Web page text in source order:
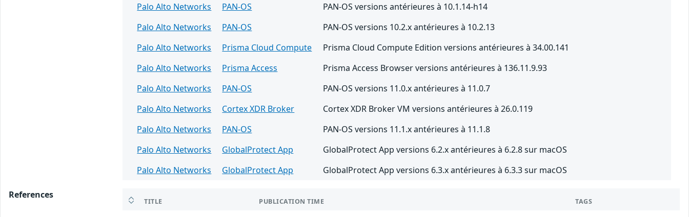
Palo Alto Networks
PAN-OS
PAN-OS versions antérieures à 10.1.14-h14
Palo Alto Networks
PAN-OS
PAN-OS versions 10.2.x antérieures à 10.2.13
Palo Alto Networks
Prisma Cloud Compute
Prisma Cloud Compute Edition versions antérieures à 34.00.141
Palo Alto Networks
Prisma Access
Prisma Access Browser versions antérieures à 136.11.9.93
Palo Alto Networks
PAN-OS
PAN-OS versions 11.0.x antérieures à 11.0.7
Palo Alto Networks
Cortex XDR Broker
Cortex XDR Broker VM versions antérieures à 26.0.119
Palo Alto Networks
PAN-OS
PAN-OS versions 11.1.x antérieures à 11.1.8
Palo Alto Networks
GlobalProtect App
GlobalProtect App versions 6.2.x antérieures à 6.2.8 sur macOS
Palo Alto Networks
GlobalProtect App GlobalProtect App versions 6.3.x antérieures à 6.3.3 sur macOS
References
TITLE PUBLICATION TIME TAGS